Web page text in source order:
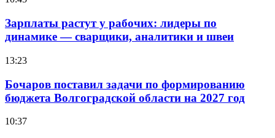
Зарплаты растут у рабочих: лидеры по
динамике — сварщики, аналитики и швеи
13:23
Бочаров поставил задачи по формированию
бюджета Волгоградской области на 2027 год
10:37